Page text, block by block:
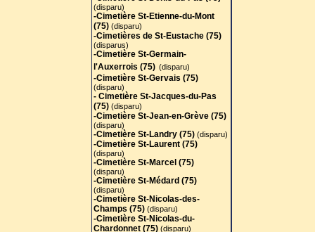
(disparu)
-Cimetière St-Etienne-du-Mont
(75) (disparu)
-Cimetières de St-Eustache (75)
(disparus)
-Cimetière St-Germain-
l'Auxerrois (75) (disparu)
-Cimetière St-Gervais (75)
(disparu)
- Cimetière St-Jacques-du-Pas
(75) (disparu)
-Cimetière St-Jean-en-Grève (75)
(disparu)
-Cimetière St-Landry (75) (disparu)
-Cimetière St-Laurent (75)
(disparu)
-Cimetière St-Marcel (75)
(disparu)
-Cimetière St-Médard (75)
(disparu)
-Cimetière St-Nicolas-des-
Champs (75) (disparu)
-Cimetière St-Nicolas-du-
Chardonnet (75) (disparu)